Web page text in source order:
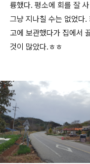
륭했다. 평소에 회를 잘
그냥 지나칠 수는 없었다
고에 보관했다가 집에서
것이 많았다.ㅎㅎ